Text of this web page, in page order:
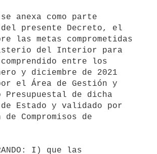
presente Decreto, el
las metas comprometidas
del Interior para
entre los
y diciembre de 2021
el Área de Gestión y
Presupuestal de dicha
Estado y validado por
Compromisos de